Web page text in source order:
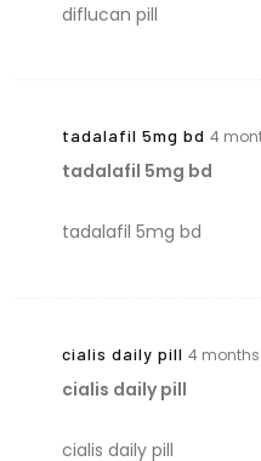
diflucan pill
tadalafil 5mg bd 4
tadalafil 5mg bd
tadalafil 5mg bd
cialis daily pill 4
cialis daily pill
cialis daily pill